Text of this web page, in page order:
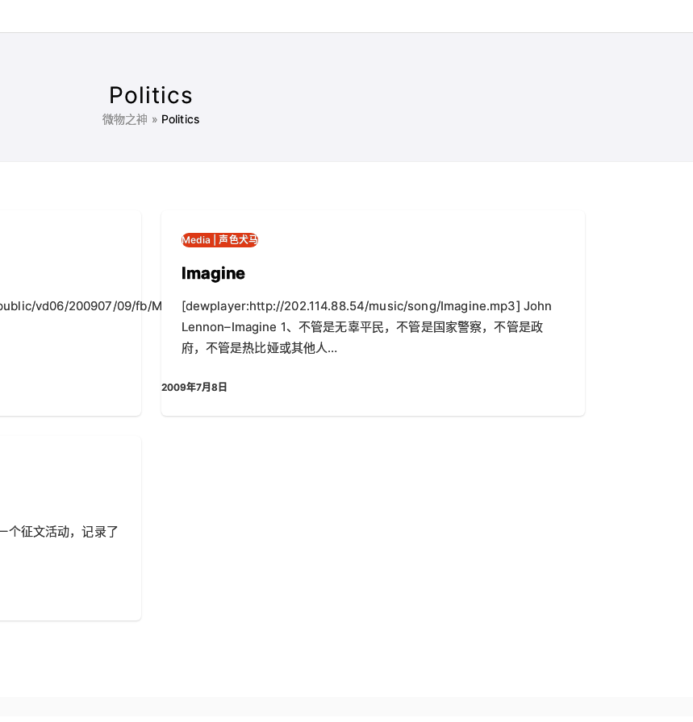
Politics
微物之神 » Politics
vd06/200907/09/fb/MUfs062009070914551651fb6f4f.mp3]
Media | 声色犬马
Imagine
[dewplayer:http://202.114.88.54/music/song/Imagine.mp3] John
Lennon–Imagine 1、不管是无辜平民，不管是国家警察，不管是政
府，不管是热比娅或其他人…
2009年7月8日
个征文活动，记录了